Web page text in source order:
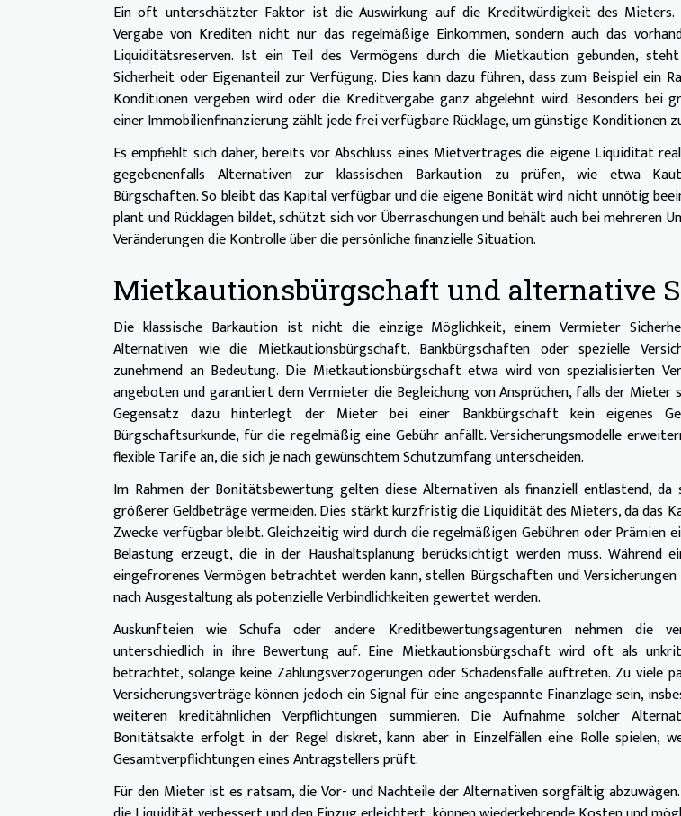
Ein oft unterschätzter Faktor ist die Auswirkung auf die Kreditwürdigkeit des Mieters.
Vergabe von Krediten nicht nur das regelmäßige Einkommen, sondern auch das
Liquiditätsreserven. Ist ein Teil des Vermögens durch die Mietkaution gebunden,
Sicherheit oder Eigenanteil zur Verfügung. Dies kann dazu führen, dass zum Beispiel ein
Konditionen vergeben wird oder die Kreditvergabe ganz abgelehnt wird. Besonders bei
einer Immobilienfinanzierung zählt jede frei verfügbare Rücklage, um günstige Konditionen
Es empfiehlt sich daher, bereits vor Abschluss eines Mietvertrages die eigene Liquidität
gegebenenfalls Alternativen zur klassischen Barkaution zu prüfen, wie etwa
Bürgschaften. So bleibt das Kapital verfügbar und die eigene Bonität wird nicht unnötig
plant und Rücklagen bildet, schützt sich vor Überraschungen und behält auch bei mehreren
Veränderungen die Kontrolle über die persönliche finanzielle Situation.
Mietkautionsbürgschaft und alternative
Die klassische Barkaution ist nicht die einzige Möglichkeit, einem Vermieter
Alternativen wie die Mietkautionsbürgschaft, Bankbürgschaften oder spezielle
zunehmend an Bedeutung. Die Mietkautionsbürgschaft etwa wird von spezialisierten
angeboten und garantiert dem Vermieter die Begleichung von Ansprüchen, falls der Mieter
Gegensatz dazu hinterlegt der Mieter bei einer Bankbürgschaft kein eigenes
Bürgschaftsurkunde, für die regelmäßig eine Gebühr anfällt. Versicherungsmodelle
flexible Tarife an, die sich je nach gewünschtem Schutzumfang unterscheiden.
Im Rahmen der Bonitätsbewertung gelten diese Alternativen als finanziell entlastend,
größerer Geldbeträge vermeiden. Dies stärkt kurzfristig die Liquidität des Mieters, da das
Zwecke verfügbar bleibt. Gleichzeitig wird durch die regelmäßigen Gebühren oder Prämien
Belastung erzeugt, die in der Haushaltsplanung berücksichtigt werden muss. Während
eingefrorenes Vermögen betrachtet werden kann, stellen Bürgschaften und
nach Ausgestaltung als potenzielle Verbindlichkeiten gewertet werden.
Auskunfteien wie Schufa oder andere Kreditbewertungsagenturen nehmen die
unterschiedlich in ihre Bewertung auf. Eine Mietkautionsbürgschaft wird oft als
betrachtet, solange keine Zahlungsverzögerungen oder Schadensfälle auftreten. Zu viele
Versicherungsverträge können jedoch ein Signal für eine angespannte Finanzlage sein,
weiteren kreditähnlichen Verpflichtungen summieren. Die Aufnahme solcher
Bonitätsakte erfolgt in der Regel diskret, kann aber in Einzelfällen eine Rolle spielen,
Gesamtverpflichtungen eines Antragstellers prüft.
Für den Mieter ist es ratsam, die Vor- und Nachteile der Alternativen sorgfältig